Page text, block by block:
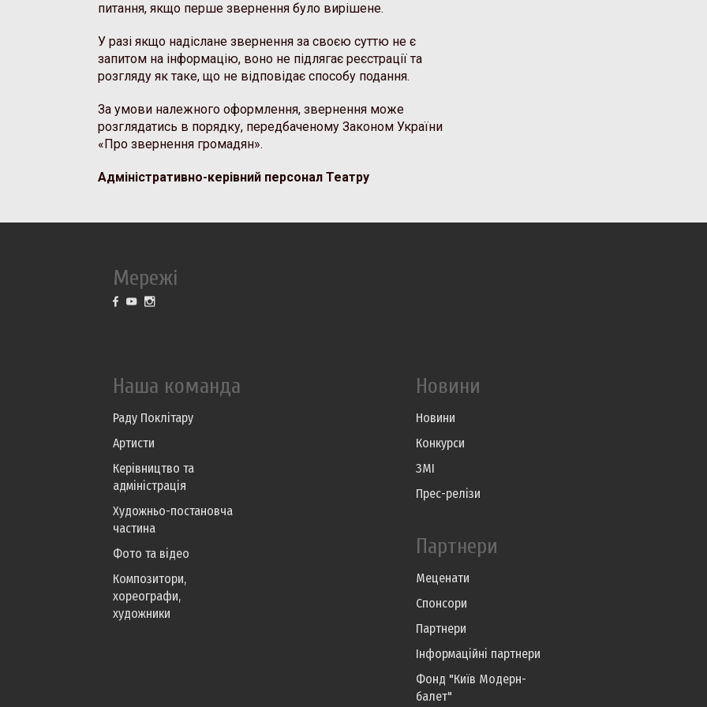
питання, якщо перше звернення було вирішене.
У разі якщо надіслане звернення за своєю суттю не є
запитом на інформацію, воно не підлягає реєстрації та
розгляду як таке, що не відповідає способу подання.
За умови належного оформлення, звернення може
розглядатись в порядку, передбаченому Законом України
«Про звернення громадян».
Адміністративно-керівний персонал Театру
Мережі
Наша команда
Раду Поклітару
Артисти
Керівництво та
адміністрація
Художньо-постановча
частина
Фото та відео
Композитори,
хореографи,
художники
Новини
Новини
Конкурси
ЗМІ
Прес-релізи
Партнери
Меценати
Спонсори
Партнери
Інформаційні партнери
Фонд "Київ Модерн-
балет"